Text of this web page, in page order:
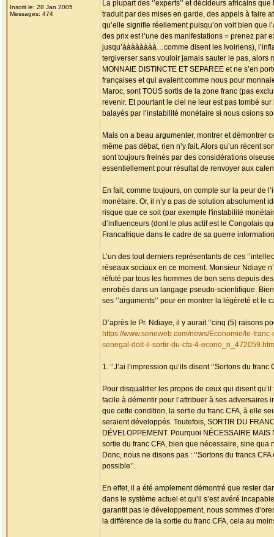
Inscrit le: 28 Jan 2005
Messages: 474
La plupart des ‘’experts’’ et décideurs africains
traduit par des mises en garde, des appels à faire
qu’elle signifie réellement puisqu’on voit bien que
des prix est l’une des manifestations = prenez par
jusqu’àààààààà…comme disent les Ivoiriens),
tergiverser sans vouloir jamais sauter le pas, alors
MONNAIE DISTINCTE ET SEPAREE et ne s’en
françaises et qui avaient comme nous pour
Maroc, sont TOUS sortis de la zone franc (pas
revenir. Et pourtant le ciel ne leur est pas tombé
balayés par l’instabilité monétaire si nous osions
Mais on a beau argumenter, montrer et démontrer
même pas débat, rien n’y fait. Alors qu’un récent
sont toujours freinés par des considérations
essentiellement pour résultat de renvoyer aux
En fait, comme toujours, on compte sur la peur de
monétaire. Or, il n’y a pas de solution absolument
risque que ce soit (par exemple l'instabilité
d’influenceurs (dont le plus actif est le Congolais
Francafrique dans le cadre de sa guerre
L’un des tout derniers représentants de ces
réseaux sociaux en ce moment. Monsieur Ndiaye
réfuté par tous les hommes de bon sens depuis
enrobés dans un langage pseudo-scientifique.
ses ‘’arguments’’ pour en montrer la légèreté et le
D’après le Pr. Ndiaye, il y aurait ‘’cinq (5) raisons
https://www.seneweb.com/news/Economie/le-
senegal-doit-il-sortir-du-cfa-4-
1. ‘’J’ai l’impression qu’ils disent ‘’Sortons du
Pour disqualifier les propos de ceux qui disent
facile à démentir pour l’attribuer à ses adversaires
que cette condition, la sortie du franc CFA, à elle
seraient développés. Toutefois, SORTIR DU
DÉVELOPPEMENT. Pourquoi NÉCESSAIRE
sortie du franc CFA, bien que nécessaire, sine qua
Donc, nous ne disons pas : ‘’Sortons du francs
possible’’.
En effet, il a été amplement démontré que rester
dans le système actuel et qu’il s’est avéré
garantit pas le développement, nous sommes
la différence de la sortie du franc CFA, cela au